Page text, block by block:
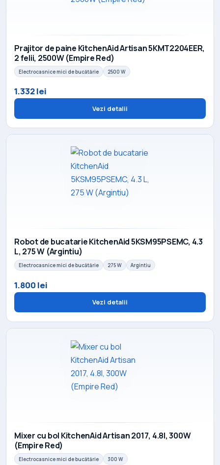
Prajitor de paine KitchenAid Artisan 5KMT2204EER,
2 felii, 2500W (Empire Red)
Electrocasnice mici de bucătărie 2500 W
1.332 lei
Vezi detalii
Robot de bucatarie KitchenAid 5KSM95PSEMC, 4.3
L, 275 W (Argintiu)
Electrocasnice mici de bucătărie 275 W Argintiu
1.800 lei
Vezi detalii
Mixer cu bol KitchenAid Artisan 2017, 4.8l, 300W
(Empire Red)
Electrocasnice mici de bucătărie 300 W